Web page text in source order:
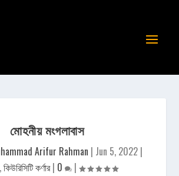
মোহনীয় মংগলাবাস
Arifur Rahman | Jun 5, 2022|
কিউরিসিটি কর্ণার| 0 |